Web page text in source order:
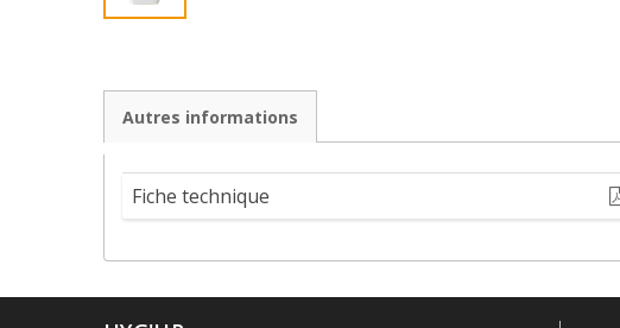
Autres informations
Fiche technique